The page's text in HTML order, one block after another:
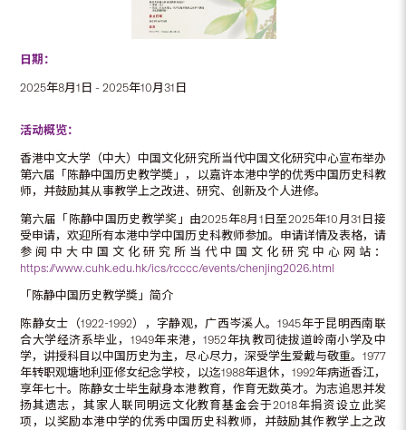
日期：
2025年8月1日 - 2025年10月31日
活动概览：
香港中文大学（中大）中国文化研究所当代中国文化研究中心宣布举办
第六届「陈静中国历史教学奬」，以嘉许本港中学的优秀中国历史科教
师，并鼓励其从事教学上之改进、研究、创新及个人进修。
第六届「陈静中国历史教学奖」由2025年8月1日至2025年10月31日接
受申请，欢迎所有本港中学中国历史科教师参加。申请详情及表格，请
参阅中大中国文化研究所当代中国文化研究中心网站：
https://www.cuhk.edu.hk/ics/rcccc/events/chenjing2026.html
「陈静中国历史教学奬」简介
陈静女士（1922-1992），字静观，广西岑溪人。1945年于昆明西南联
合大学经济系毕业，1949年来港，1952年执教司徒拔道岭南小学及中
学，讲授科目以中国历史为主，尽心尽力，深受学生爱戴与敬重。1977
年转职观塘地利亚修女纪念学校，以迄1988年退休，1992年病逝香江，
享年七十。陈静女士毕生献身本港教育，作育无数英才。为志追思并发
扬其遗志，其家人联同明远文化教育基金会于2018年捐资设立此奖
项，以奖励本港中学的优秀中国历史科教师，并鼓励其作教学上之改